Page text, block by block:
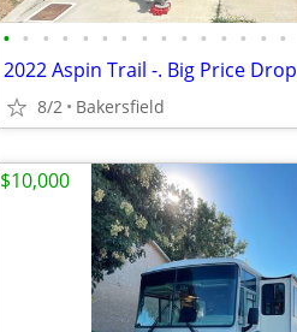
• • • • • • • • • • • • • • •
2022 Aspin Trail -. Big Price Drop
8/2 Bakersfield
$10,000